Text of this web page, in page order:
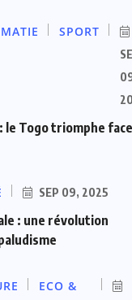
SPORT
le Togo triomphe
SEP 09, 2025
: une révolution
ECO &